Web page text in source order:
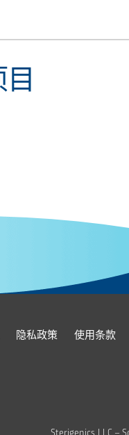
隐私政策 使用条款
Sterigenics, LLC –